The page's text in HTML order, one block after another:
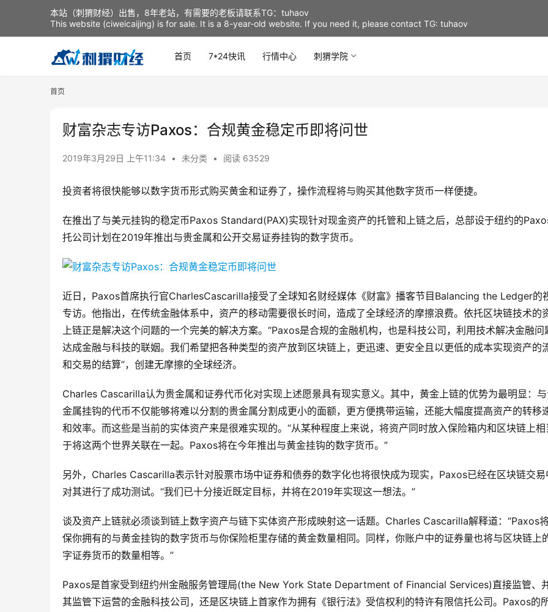
首页 7*24快讯 行情中心 刺猬学院
首页
财富杂志专访Paxos：合规黄金稳定币即将问世
2019年3月29日 上午11:34 • 未分类 • 阅读 63529
投资者将很快能够以数字货币形式购买黄金和证券了，操作流程将与购买其他数字货币一样便捷。
在推出了与美元挂钩的稳定币Paxos Standard(PAX)实现针对现金资产的托管和上链之后，总部设于纽约的
托公司计划在2019年推出与贵金属和公开交易证券挂钩的数字货币。
近日，Paxos首席执行官CharlesCascarilla接受了全球知名财经媒体《财富》播客节目Balancing the Ledger的
专访。他指出，在传统金融体系中，资产的移动需要很长时间，造成了全球经济的摩擦浪费。依托区块链技术的
上链正是解决这个问题的一个完美的解决方案。“Paxos是合规的金融机构，也是科技公司，利用技术解决金融问
达成金融与科技的联姻。我们希望把各种类型的资产放到区块链上，更迅速、更安全且以更低的成本实现资产的
和交易的结算”，创建无摩擦的全球经济。
Charles Cascarilla认为贵金属和证券代币化对实现上述愿景具有现实意义。其中，黄金上链的优势为最明显：
金属挂钩的代币不仅能够将难以分割的贵金属分割成更小的面额，更方便携带运输，还能大幅度提高资产的转移
和效率。而这些是当前的实体资产来是很难实现的。“从某种程度上来说，将资产同时放入保险箱内和区块链上相
于将这两个世界关联在一起。Paxos将在今年推出与黄金挂钩的数字货币。”
另外，Charles Cascarilla表示针对股票市场中证券和债券的数字化也将很快成为现实，Paxos已经在区块链交易
对其进行了成功测试。“我们已十分接近既定目标，并将在2019年实现这一想法。”
谈及资产上链就必须谈到链上数字资产与链下实体资产形成映射这一话题。Charles Cascarilla解释道：“Paxos
保你拥有的与黄金挂钩的数字货币与你保险柜里存储的黄金数量相同。同样，你账户中的证券量也将与区块链上
字证券货币的数量相等。”
Paxos是首家受到纽约州金融服务管理局(the New York State Department of Financial Services)直接监管、
其监管下运营的金融科技公司，还是区块链上首家作为拥有《银行法》受信权利的特许有限信托公司。Paxos的
本站（刺猬财经）出售，8年老站，有需要的老板请联系TG：tuhaov
This website (ciweicaijing) is for sale. It is a 8-year-old website. If you need it, please contact TG: tuhaov